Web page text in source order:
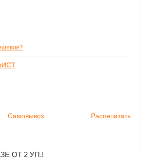
Самовывоз Распечатать
ОТ 2 УП.!